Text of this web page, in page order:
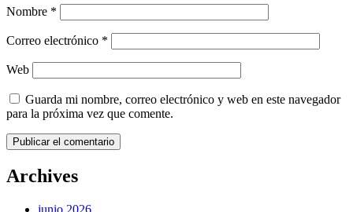
Nombre *
Correo electrónico *
Web
Guarda mi nombre, correo electrónico y web en este navegador
para la próxima vez que comente.
Archives
junio 2026